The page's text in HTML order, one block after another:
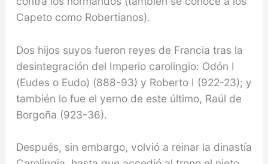
Capeto como Robertianos).
Dos hijos suyos fueron reyes de Francia tras la
desintegración del Imperio ca­rolingio: Odón I
(Eudes o Eudo) (888-93) y Roberto I (922-23); y
también lo fue el yerno de este último, Raúl de
Borgoña (923-36).
Después, sin embargo, volvió a reinar la dinastía